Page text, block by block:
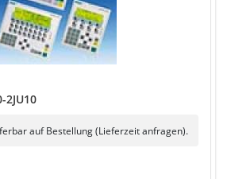
2JU10
auf Bestellung (Lieferzeit anfragen).